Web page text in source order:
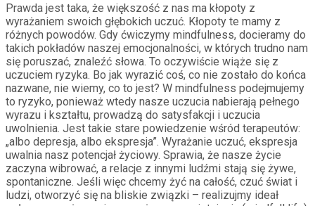
Prawda jest taka, że większość z nas ma kłopoty z
wyrażaniem swoich głębokich uczuć. Kłopoty te mamy z
różnych powodów. Gdy ćwiczymy mindfulness, docieramy do
takich pokładów naszej emocjonalności, w których trudno nam
się poruszać, znaleźć słowa. To oczywiście wiąże się z
uczuciem ryzyka. Bo jak wyrazić coś, co nie zostało do końca
nazwane, nie wiemy, co to jest? W mindfulness podejmujemy
to ryzyko, ponieważ wtedy nasze uczucia nabierają pełnego
wyrazu i kształtu, prowadzą do satysfakcji i uczucia
uwolnienia. Jest takie stare powiedzenie wśród terapeutów:
„albo depresja, albo ekspresja”. Wyrażanie uczuć, ekspresja
uwalnia nasz potencjał życiowy. Sprawia, że nasze życie
zaczyna wibrować, a relacje z innymi ludźmi stają się żywe,
spontaniczne. Jeśli więc chcemy żyć na całość, czuć świat i
ludzi, otworzyć się na bliskie związki – realizujmy ideał